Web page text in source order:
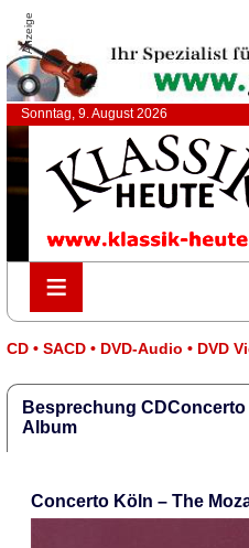
Anzeige
Sonntag, 9. August 2026
≡
≡
CD • SACD • DVD-Audio • DVD
Besprechung
Album
Concerto Köln – The